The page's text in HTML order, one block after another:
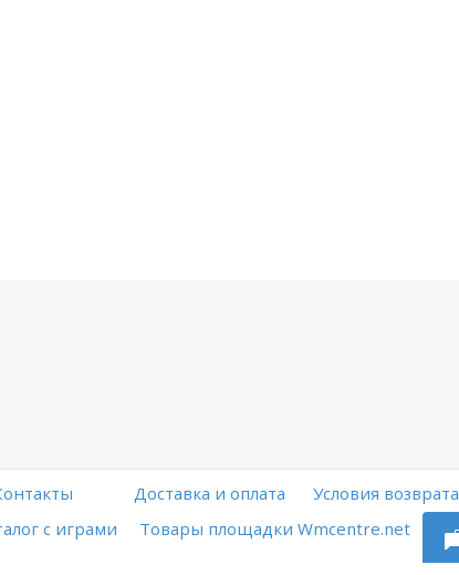
Доставка и оплата
Условия возврата
с играми Товары площадки Wmcentre.net